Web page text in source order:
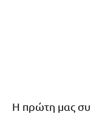
Η πρώτη μας